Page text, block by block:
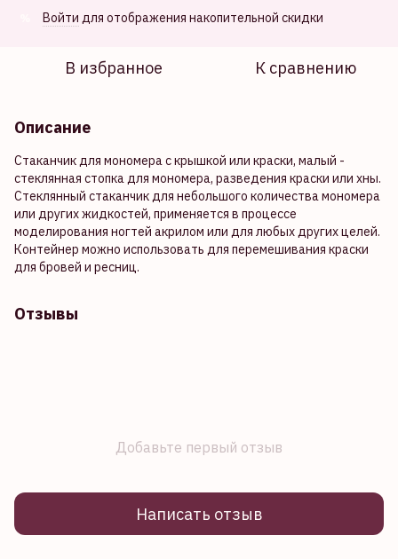
Войти для отображения накопительной скидки
В избранное К сравнению
Описание
Стаканчик для мономера с крышкой или краски, малый -
стеклянная стопка для мономера, разведения краски или хны.
Стеклянный стаканчик для небольшого количества мономера
или других жидкостей, применяется в процессе
моделирования ногтей акрилом или для любых других целей.
Контейнер можно использовать для перемешивания краски
для бровей и ресниц.
Отзывы
Добавьте первый отзыв
Написать отзыв